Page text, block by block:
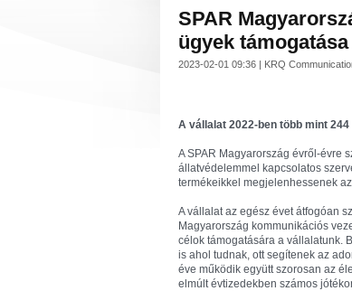
SPAR
ügyek
2023-02-01 09:36 | KRQ
A vállalat 2022-ben több mint
A SPAR Magyarország évről-évre
állatvédelemmel kapcsolatos
termékeikkel megjelenhessenek
A vállalat az egész évet átfogóan
Magyarország kommunikációs
célok támogatására a vállalatunk.
is ahol tudnak, ott segítenek az
éve működik együtt szorosan az
elmúlt évtizedekben számos